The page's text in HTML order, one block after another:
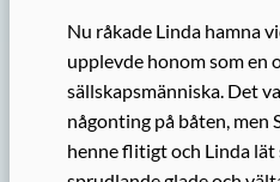
Nu råkade Linda hamna
upplevde honom som en
sällskapsmänniska. Det
någonting på båten, men
henne flitigt och Linda lät